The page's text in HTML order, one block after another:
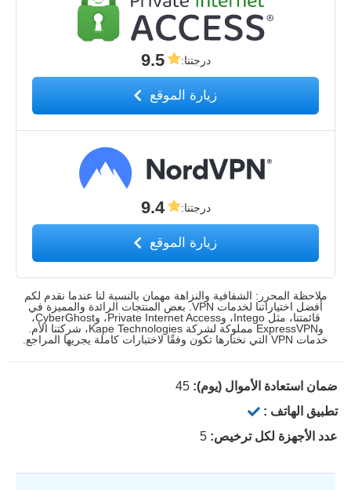
درجتنا:
9.5
زيارة الموقع
درجتنا:
9.4
زيارة الموقع
ملاحظة المحرر: الشفافية والنزاهة مهمان بالنسبة لنا عندما نقدم لكم
أفضل اختياراتنا لخدمات VPN. بعض المنتجات الرائدة والمميزة في
قائمتنا، مثل Intego، وPrivate Internet Access، وCyberGhost،
وExpressVPN مملوكة لشركة Kape Technologies، شركتنا الأم.
خدمات VPN التي نختارها تكون وفقًا لاختبارات كاملة يجريها المراجع.
ضمان استعادة الأموال (يوم): 45
تطبيق الهاتف :
عدد الأجهزة لكل ترخيص: 5